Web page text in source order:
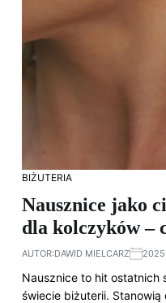
BIŻUTERIA
Nausznice jako
dla kolczyków –
AUTOR:DAWID MIELCARZ
Nausznice to hit ostatnich
świecie biżuterii. Stanowią